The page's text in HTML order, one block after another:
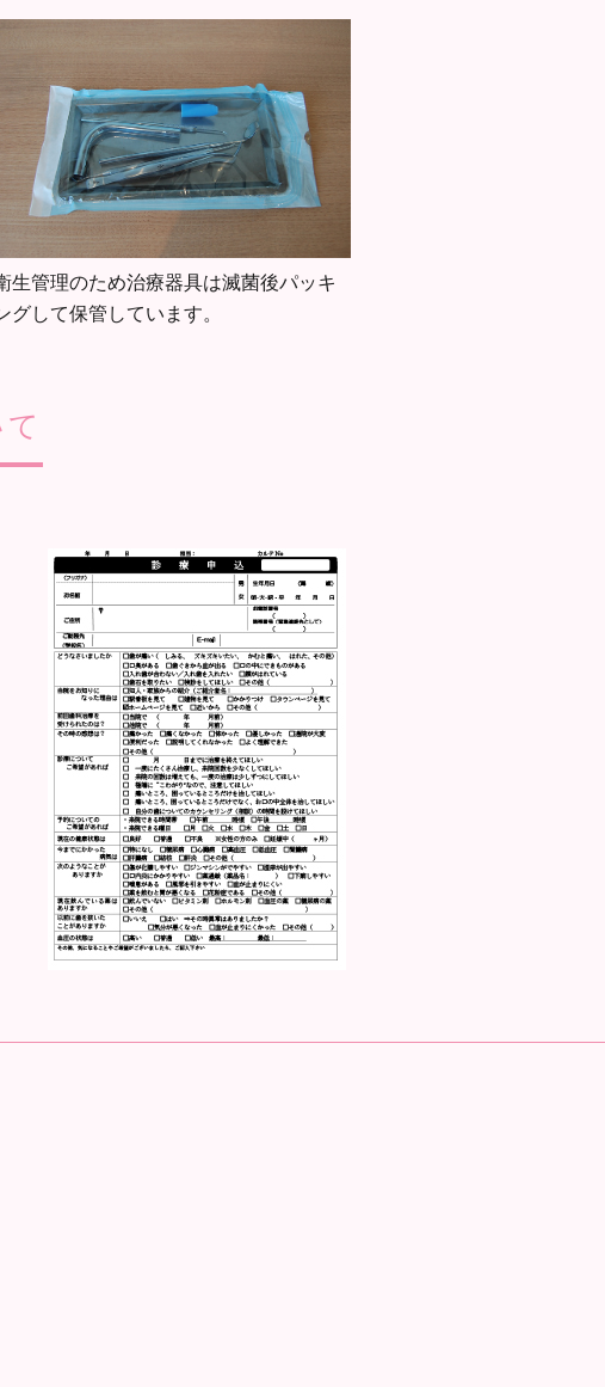
生管理のため治療器具は滅菌後パッキ
グして保管しています。